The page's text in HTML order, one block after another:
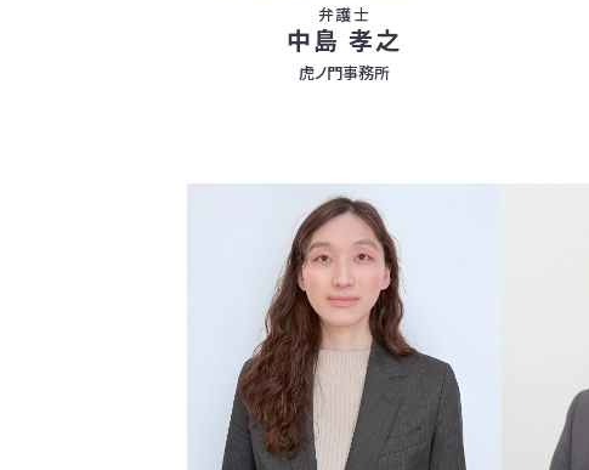
弁護士
中島 孝之
虎ノ門事務所